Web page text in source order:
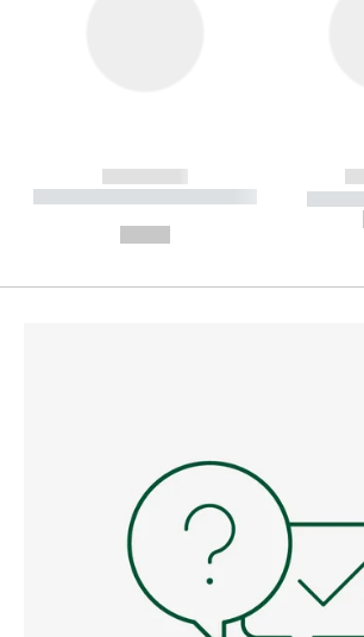
------------
----------- ----------- --------